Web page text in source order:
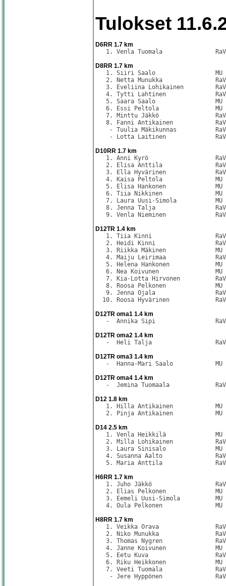
Tulokset
D6RR 1.7 km
1. Venla Tuomala
D8RR 1.7 km
1. Siiri Saalo                 MU
2. Netta Munukka
3. Eveliina Lohikainen
4. Tytti Lahtinen
5. Saara Saalo
6. Essi Peltola
7. Minttu Jäkkö
8. Fanni Antikainen
- Tuulia Mäkikunnas
- Lotta Laitinen
D10RR 1.7 km
1. Anni Kyrö
2. Elisa Anttila
3. Ella Hyvärinen
4. Kaisa Peltola
5. Elisa Hankonen
6. Tiia Nikkinen
7. Laura Uusi-Simola
8. Jenna Talja
9. Venla Nieminen
D12TR 1.4 km
1. Tiia Kinni
2. Heidi Kinni
3. Riikka Mäkinen
4. Maiju Leirimaa
5. Helena Hankonen
6. Nea Koivunen
7. Kia-Lotta Hirvonen
8. Roosa Pelkonen
9. Jenna Ojala
10. Roosa Hyvärinen
D12TR oma1 1.4 km
-  Annika Sipi
D12TR oma2 1.4 km
-  Heli Talja
D12TR oma3 1.4 km
-  Hanna-Mari Saalo            MU
D12TR oma4 1.4 km
-  Jemina Tuomaala
D12 1.8 km
1. Hilla Antikainen            MU
2. Pinja Antikainen
D14 2.5 km
1. Venla Heikkilä              MU
2. Milla Lohikainen
3. Laura Sinisalo
4. Susanna Aalto
5. Maria Anttila
H6RR 1.7 km
1. Juho Jäkkö
2. Elias Pelkonen
3. Eemeli Uusi-Simola
4. Oula Pelkonen
H8RR 1.7 km
1. Veikka Orava
2. Niko Munukka
3. Thomas Nygren
4. Janne Koivunen
5. Eetu Kuva
6. Riku Heikkonen
7. Veeti Tuomala
- Jere Hyppönen